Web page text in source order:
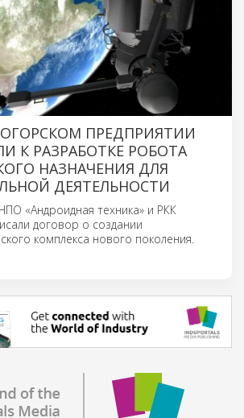
ПРЕДПРИЯТИИ
К РАЗРАБОТКЕ РОБОТА
НАЗНАЧЕНИЯ ДЛЯ
ДЕЯТЕЛЬНОСТИ
«Андроидная техника» и РКК
договор о создании
комплекса нового поколения.